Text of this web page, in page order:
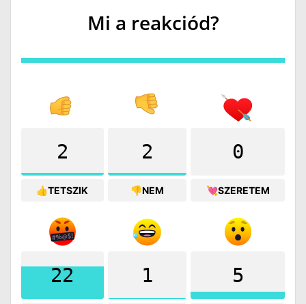
Mi a reakciód?
2
👍TETSZIK
2
👎NEM
0
💘SZERETEM
22 1 5